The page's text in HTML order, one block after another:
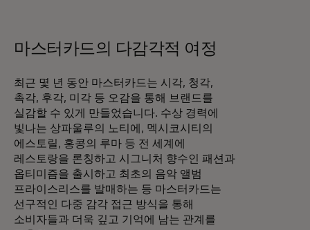
마스터카드의 다감각적 여정
최근 몇 년 동안 마스터카드는 시각, 청각,
촉각, 후각, 미각 등 오감을 통해 브랜드를
실감할 수 있게 만들었습니다. 수상 경력에
빛나는 상파울루의 노티에, 멕시코시티의
에스토릴, 홍콩의 루마 등 전 세계에
레스토랑을 론칭하고 시그니처 향수인 패션과
옵티미즘을 출시하고 최초의 음악 앨범
프라이스리스를 발매하는 등 마스터카드는
선구적인 다중 감각 접근 방식을 통해
소비자들과 더욱 깊고 기억에 남는 관계를